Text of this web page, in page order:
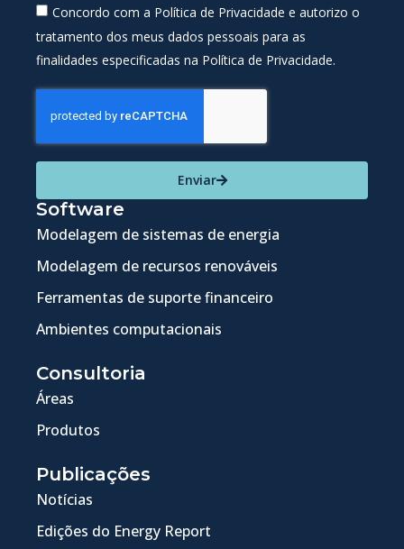
Concordo com a Política de Privacidade e autorizo o
tratamento dos meus dados pessoais para as
finalidades especificadas na Política de Privacidade.
Enviar
Software
Modelagem de sistemas de energia
Modelagem de recursos renováveis
Ferramentas de suporte financeiro
Ambientes computacionais
Consultoria
Áreas
Produtos
Publicações
Notícias
Edições do Energy Report